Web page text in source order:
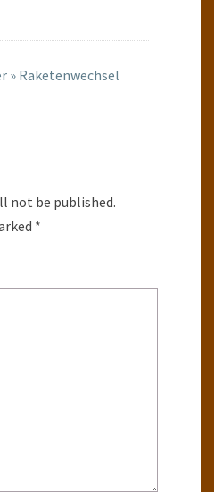
» Raketenwechsel
not be published.
*